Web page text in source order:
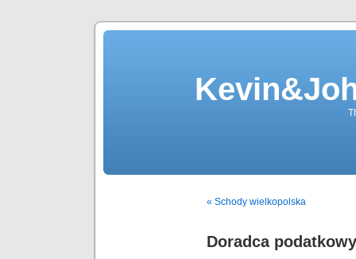
« Schody wielkopolska
Doradca